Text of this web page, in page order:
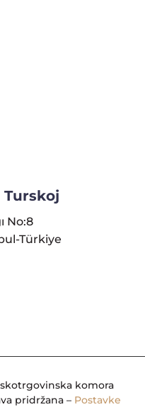
No:8
Türkiye
komora
pridržana – Postavke